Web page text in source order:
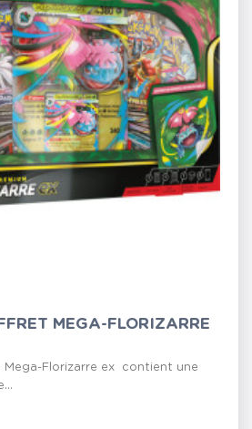
MEGA-FLORIZARRE
Florizarre ex contient une